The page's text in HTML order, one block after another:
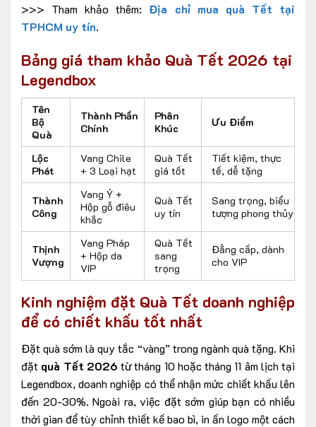
>>> Tham khảo thêm:Địa chỉ mua quà Tết tại
TPHCM uy tín.
Bảng giá tham khảo Quà Tết 2026 tại
Legendbox
Tên
Bộ
Quà
Thành Phần
Chính
Phân
Khúc
Ưu Điểm
Lộc
Phát
Vang Chile
+ 3 Loại hạt
Quà Tết
giá tốt
Tiết kiệm, thực
tế, dễ tặng
Thành
Công
Vang Ý +
Hộp gỗ điêu
khắc
Quà Tết
uy tín
Sang trọng, biểu
tượng phong thủy
Thịnh
Vượng
Vang Pháp
+ Hộp da
VIP
Quà Tết
sang
trọng
Đẳng cấp, dành
cho VIP
Kinh nghiệm đặt Quà Tết doanh nghiệp
để có chiết khấu tốt nhất
Đặt quà sớm là quy tắc “vàng” trong ngành quà tặng. Khi
đặt quà Tết 2026 từ tháng 10 hoặc tháng 11 âm lịch tại
Legendbox, doanh nghiệp có thể nhận mức chiết khấu lên
đến 20-30%. Ngoài ra, việc đặt sớm giúp bạn có nhiều
thời gian để tùy chỉnh thiết kế bao bì, in ấn logo một cách